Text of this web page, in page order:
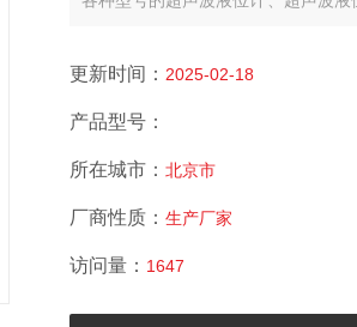
更新时间： 2025-02-18
产品型号：
所在城市： 北京市
厂商性质： 生产厂家
访问量： 1647